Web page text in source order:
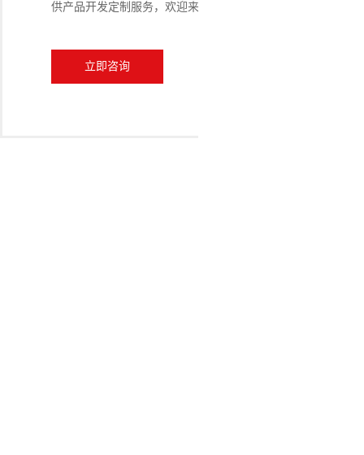
供产品开发定制服务，欢迎来样定制
立即咨询